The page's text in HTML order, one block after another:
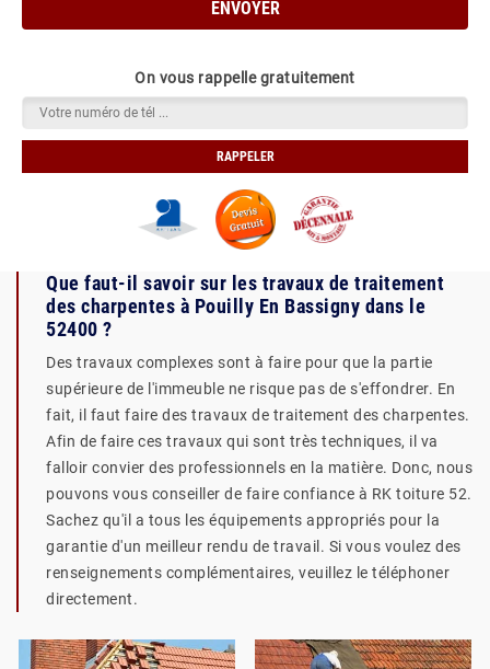
On vous rappelle gratuitement
Que faut-il savoir sur les travaux de traitement
des charpentes à Pouilly En Bassigny dans le
52400 ?
Des travaux complexes sont à faire pour que la partie
supérieure de l'immeuble ne risque pas de s'effondrer. En
fait, il faut faire des travaux de traitement des charpentes.
Afin de faire ces travaux qui sont très techniques, il va
falloir convier des professionnels en la matière. Donc, nous
pouvons vous conseiller de faire confiance à RK toiture 52.
Sachez qu'il a tous les équipements appropriés pour la
garantie d'un meilleur rendu de travail. Si vous voulez des
renseignements complémentaires, veuillez le téléphoner
directement.